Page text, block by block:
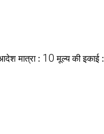
मात्रा : 10 मूल्य की इकाई :